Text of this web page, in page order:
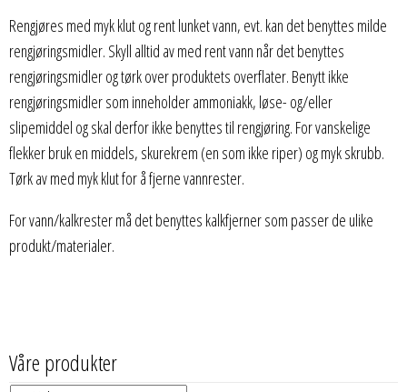
Rengjøres med myk klut og rent lunket vann, evt. kan det benyttes milde
rengjøringsmidler. Skyll alltid av med rent vann når det benyttes
rengjøringsmidler og tørk over produktets overflater. Benytt ikke
rengjøringsmidler som inneholder ammoniakk, løse- og/eller
slipemiddel og skal derfor ikke benyttes til rengjøring. For vanskelige
flekker bruk en middels, skurekrem (en som ikke riper) og myk skrubb.
Tørk av med myk klut for å fjerne vannrester.
For vann/kalkrester må det benyttes kalkfjerner som passer de ulike
produkt/materialer.
Våre produkter